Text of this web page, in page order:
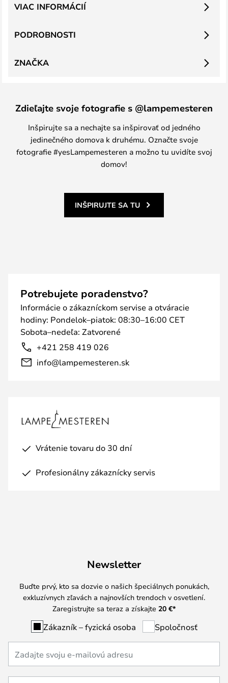
PODROBNOSTI
VIAC INFORMÁCIÍ
ZNAČKA
Zdieľajte svoje fotografie s @lampemesteren
Inšpirujte sa a nechajte sa inšpirovať od jedného
jedinečného domova k druhému. Označte svoje
fotografie #yesLampemesteren a možno tu uvidíte svoj
domov!
INŠPIRUJTE SA TU
Potrebujete poradenstvo?
Informácie o zákazníckom servise a otváracie
hodiny: Pondelok–piatok: 08:30–16:00 CET
Sobota–nedeľa: Zatvorené
+421 258 419 026
info@lampemesteren.sk
Vrátenie tovaru do 30 dní
Profesionálny zákaznícky servis
Newsletter
Buďte prvý, kto sa dozvie o našich špeciálnych ponukách,
exkluzívnych zľavách a najnovších trendoch v osvetlení.
Zaregistrujte sa teraz a získajte 20 €*
Zákazník – fyzická osoba Spoločnosť